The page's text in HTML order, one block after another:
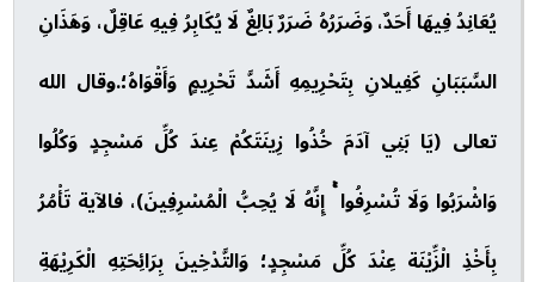
يُعَانِدُ فِيهَا أَحَدٌ، وَضَرَرُهُ ضَرَرٌ بَالِغٌ لَا يُكَابِرُ فِيهِ عَاقِلٌ، وَهَذَانِ
السَّبَبَانِ كَفِيلانِ بِتَحْرِيمِهِ أَشَدَّ تَحْرِيمٍ وَأَقْوَاهُ؛.وقال الله
تعالى (يَا بَنِي آدَمَ خُذُوا زِينَتَكُمْ عِندَ كُلِّ مَسْجِدٍ وَكُلُوا
وَاشْرَبُوا وَلَا تُسْرِفُوا ۚ إِنَّهُ لَا يُحِبُّ الْمُسْرِفِينَ)، فالآية تَأْمُرُ
بِأَخْذِ الْزِّيْنَة عِنْدَ كُلِّ مَسْجِدٍ؛ وَالتَّدْخِينَ بِرَائِحَتِهِ الْكَرِيْهَةِ